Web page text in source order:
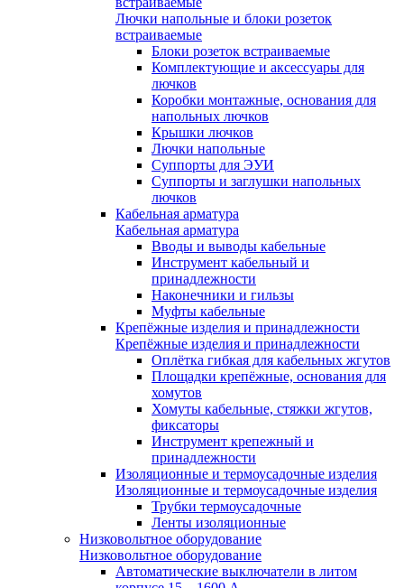
Лючки напольные и блоки розеток
встраиваемые
Блоки розеток встраиваемые
Комплектующие и аксессуары для
лючков
Коробки монтажные, основания для
напольных лючков
Крышки лючков
Лючки напольные
Суппорты для ЭУИ
Суппорты и заглушки напольных
лючков
Кабельная арматура
Кабельная арматура
Вводы и выводы кабельные
Инструмент кабельный и
принадлежности
Наконечники и гильзы
Муфты кабельные
Крепёжные изделия и принадлежности
Крепёжные изделия и принадлежности
Оплётка гибкая для кабельных жгутов
Площадки крепёжные, основания для
хомутов
Хомуты кабельные, стяжки жгутов,
фиксаторы
Инструмент крепежный и
принадлежности
Изоляционные и термоусадочные изделия
Изоляционные и термоусадочные изделия
Трубки термоусадочные
Ленты изоляционные
Низковольтное оборудование
Низковольтное оборудование
Автоматические выключатели в литом